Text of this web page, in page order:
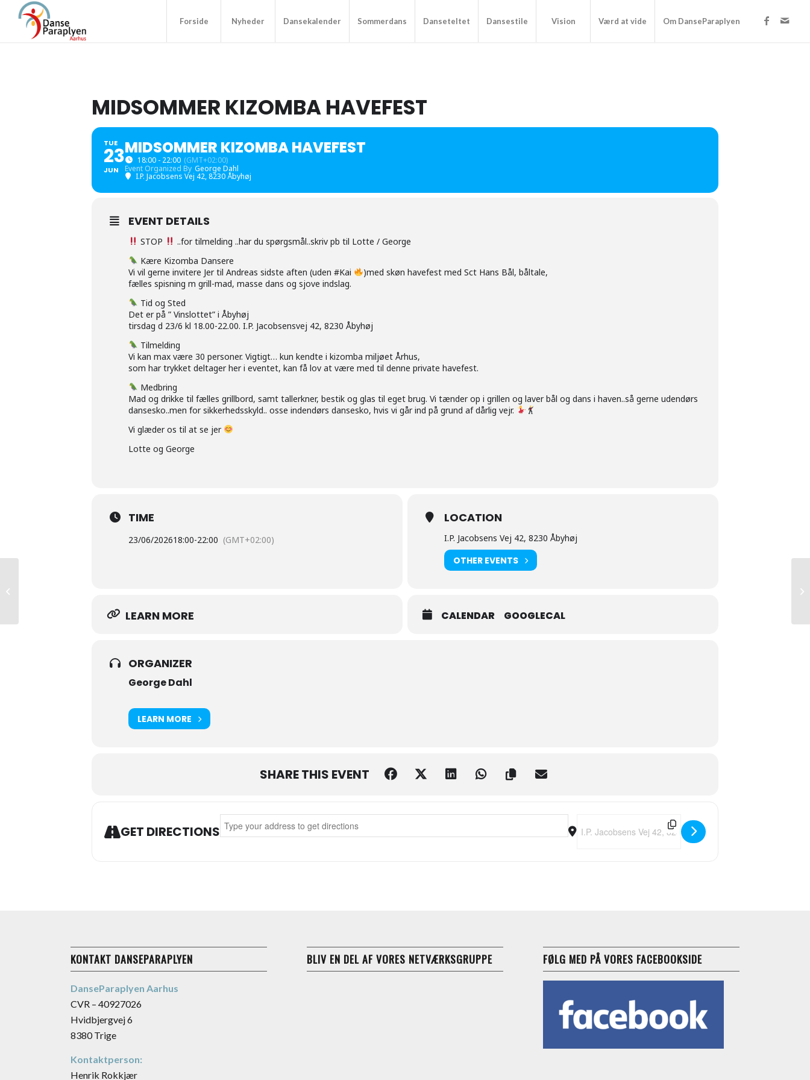
Forside Nyheder Dansekalender Sommerdans Danseteltet Dansestile Vision Værd at vide Om DanseParaplyen
MIDSOMMER KIZOMBA HAVEFEST
TUE
23
JUN
MIDSOMMER KIZOMBA HAVEFEST
18:00 - 22:00 (GMT+02:00)
Event Organized By George Dahl
I.P. Jacobsens Vej 42, 8230 Åbyhøj
EVENT DETAILS
STOP
..for tilmelding ..har du spørgsmål..skriv pb til Lotte / George
Kære Kizomba Dansere
Vi vil gerne invitere Jer til Andreas sidste aften (uden #Kai
)med skøn havefest med Sct Hans Bål, båltale,
fælles spisning m grill-mad, masse dans og sjove indslag.
Tid og Sted
Det er på ” Vinslottet” i Åbyhøj
tirsdag d 23/6 kl 18.00-22.00. I.P. Jacobsensvej 42, 8230 Åbyhøj
Tilmelding
Vi kan max være 30 personer. Vigtigt… kun kendte i kizomba miljøet Århus,
som har trykket deltager her i eventet, kan få lov at være med til denne private havefest.
Medbring
Mad og drikke til fælles grillbord, samt tallerkner, bestik og glas til eget brug. Vi tænder op i grillen og laver bål og dans i haven..så gerne udendørs
dansesko..men for sikkerhedsskyld.. osse indendørs dansesko, hvis vi går ind på grund af dårlig vejr.
Vi glæder os til at se jer
Lotte og George
TIME
23/06/202618:00-22:00 (GMT+02:00)
LOCATION
I.P. Jacobsens Vej 42, 8230 Åbyhøj
OTHER EVENTS
LEARN MORE CALENDAR GOOGLECAL
ORGANIZER
George Dahl
LEARN MORE
SHARE THIS EVENT
GET DIRECTIONS
Address - Midsommer Kizomba Havefest [A1dbTEq81] Destination Address - Midsommer Kizomba Havefest
KONTAKT DANSEPARAPLYEN
DanseParaplyen Aarhus
CVR – 40927026
Hvidbjergvej 6
8380 Trige
Kontaktperson:
Henrik Rokkjær
BLIV EN DEL AF VORES NETVÆRKSGRUPPE FØLG MED PÅ VORES FACEBOOKSIDE